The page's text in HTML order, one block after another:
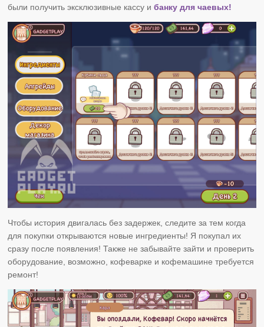
были получить эксклюзивные кассу ибанку для чаевых!
Чтобы история двигалась без задержек, следите за тем когда
для покупки открываются новые ингредиенты! Я покупал их
сразу после появления! Также не забывайте зайти и проверить
оборудование, возможно, кофеварке и кофемашине требуется
ремонт!